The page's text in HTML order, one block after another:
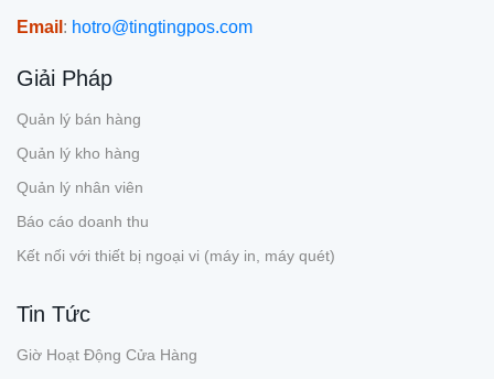
Email : hotro@tingtingpos.com
Giải Pháp
Quản lý bán hàng
Quản lý kho hàng
Quản lý nhân viên
Báo cáo doanh thu
Kết nối với thiết bị ngoại vi (máy in, máy quét)
Tin Tức
Giờ Hoạt Động Cửa Hàng